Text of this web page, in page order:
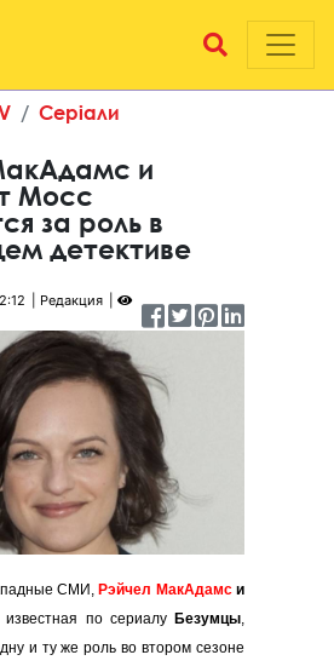
Серіали
и
Мосс
за роль в
детективе
Редакция
СМИ, Рэйчел МакАдамс и
известная по сериалу Безумцы,
и ту же роль во втором сезоне